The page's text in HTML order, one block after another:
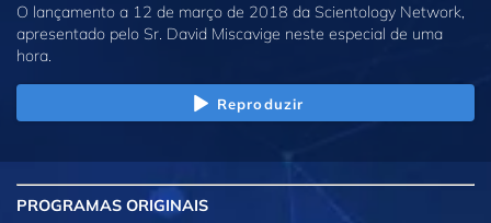
O lançamento a 12 de março de 2018 da Scientology Network,
apresentado pelo Sr. David Miscavige neste especial de uma
hora.
Reproduzir
PROGRAMAS ORIGINAIS